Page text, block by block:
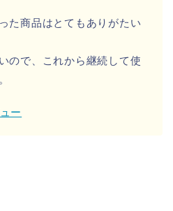
た商品はとてもありがたい
ので、これから継続して使
ー